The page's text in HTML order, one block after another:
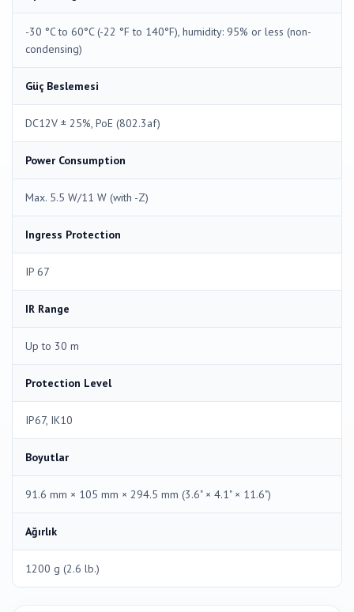
-30 °C to 60°C (-22 °F to 140°F), humidity: 95% or less (non-
condensing)
Güç Beslemesi
DC12V ± 25%, PoE (802.3af)
Power Consumption
Max. 5.5 W/11 W (with -Z)
Ingress Protection
IP 67
IR Range
Up to 30 m
Protection Level
IP67, IK10
Boyutlar
91.6 mm × 105 mm × 294.5 mm (3.6" × 4.1" × 11.6")
Ağırlık
1200 g (2.6 lb.)